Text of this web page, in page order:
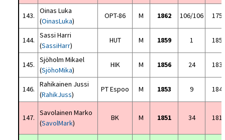
143.
Oinas Luka
(OinasLuka)
OPT-86 M 1862 106/106
144.
Sassi Harri
(SassiHarr)
HUT M 1859 1
145.
Sjöholm Mikael
(SjöhoMika)
HIK M 1856 24
146.
Rahikainen Jussi
(RahikJuss)
PT Espoo M 1853 9
147.
Savolainen Marko
(SavolMark)
BK M 1851 34